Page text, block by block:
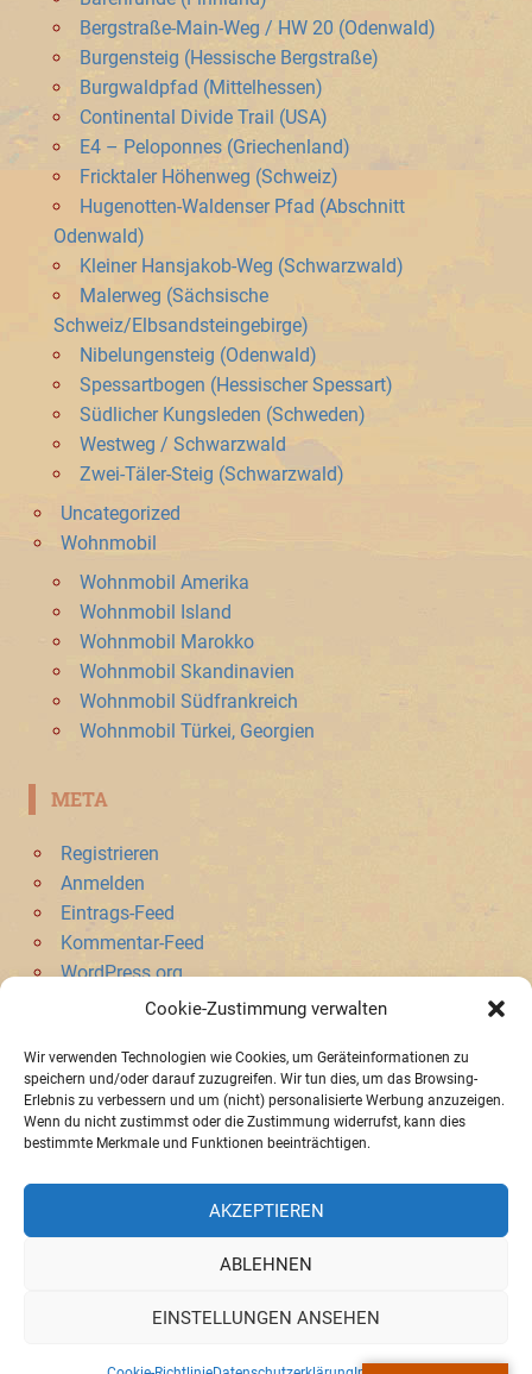
Cookie-Zustimmung verwalten
Wir verwenden Technologien wie Cookies, um Geräteinformationen zu
speichern und/oder darauf zuzugreifen. Wir tun dies, um das Browsing-
Erlebnis zu verbessern und um (nicht) personalisierte Werbung anzuzeigen.
Wenn du nicht zustimmst oder die Zustimmung widerrufst, kann dies
bestimmte Merkmale und Funktionen beeinträchtigen.
AKZEPTIEREN
ABLEHNEN
EINSTELLUNGEN ANSEHEN
Bergstraße-Main-Weg / HW 20 (Odenwald)
Burgensteig (Hessische Bergstraße)
Burgwaldpfad (Mittelhessen)
Continental Divide Trail (USA)
E4 – Peloponnes (Griechenland)
Fricktaler Höhenweg (Schweiz)
Hugenotten-Waldenser Pfad (Abschnitt
Odenwald)
Kleiner Hansjakob-Weg (Schwarzwald)
Malerweg (Sächsische
Schweiz/Elbsandsteingebirge)
Nibelungensteig (Odenwald)
Spessartbogen (Hessischer Spessart)
Südlicher Kungsleden (Schweden)
Westweg / Schwarzwald
Zwei-Täler-Steig (Schwarzwald)
Uncategorized
Wohnmobil
Wohnmobil Amerika
Wohnmobil Island
Wohnmobil Marokko
Wohnmobil Skandinavien
Wohnmobil Südfrankreich
Wohnmobil Türkei, Georgien
META
Registrieren
Anmelden
Eintrags-Feed
Kommentar-Feed
WordPress.org
Datenschutzerklärung
Registrieren für Newsletter
Benutzer löschen
Impressum»Datenschutzerklaerung»Cookie-Richtlinie (EU)